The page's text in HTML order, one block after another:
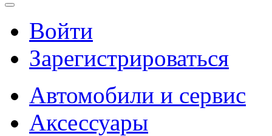
Войти
Зарегистрироваться
Автомобили и сервис
Аксессуары